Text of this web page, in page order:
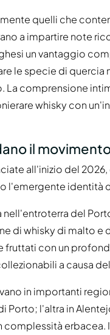
quelli che
a impartire note
un vantaggio
le specie di quercia
La comprensione
whisky con
il
all'inizio del
l'emergente identità
nell'entroterra del
di whisky di malto
con un
a causa
in importanti
Porto; l'altra in
complessità